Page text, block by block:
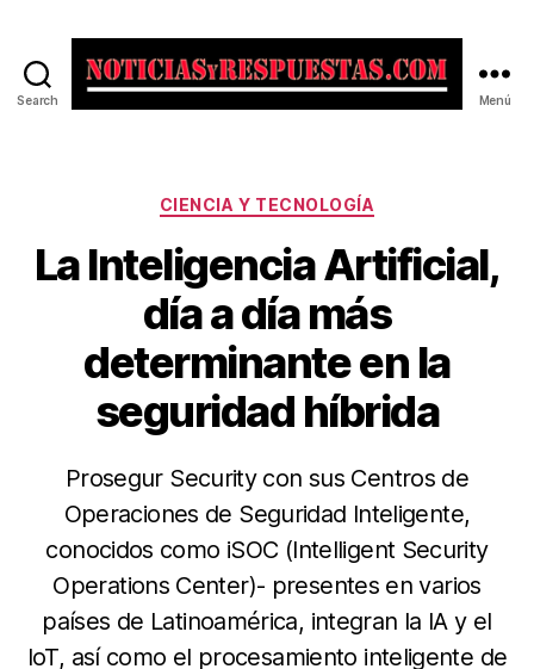
Search Menú
Categorías
CIENCIA Y TECNOLOGÍA
La Inteligencia Artificial,
día a día más
determinante en la
seguridad híbrida
Prosegur Security con sus Centros de
Operaciones de Seguridad Inteligente,
conocidos como iSOC (Intelligent Security
Operations Center)- presentes en varios
países de Latinoamérica, integran la IA y el
IoT, así como el procesamiento inteligente de